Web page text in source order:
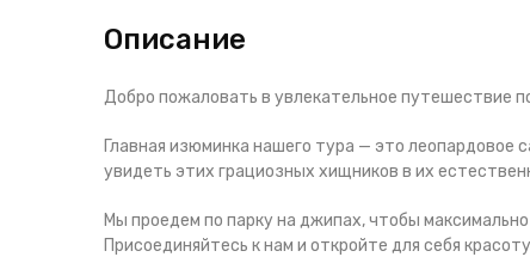
Описание
Добро пожаловать в увлекательное путешествие
Главная изюминка нашего тура — это леопардовое
увидеть этих грациозных хищников в их
Мы проедем по парку на джипах, чтобы
Присоединяйтесь к нам и откройте для себя